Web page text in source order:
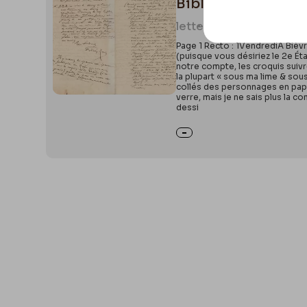
Bibliothèque
letter
Page 1 Recto : 1VendrediÀ
(puisque vous désiriez le 2e
notre compte, les croquis
la plupart « sous ma lime &
collés des personnages en
verre, mais je ne sais plus la
dessi